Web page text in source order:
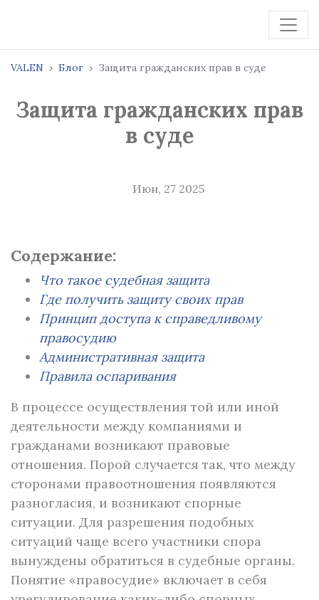
VALEN Блог Защита гражданских прав в суде
Защита гражданских прав
в суде
Июн, 27 2025
Содержание:
Что такое судебная защита
Где получить защиту своих прав
Принцип доступа к справедливому
правосудию
Административная защита
Правила оспаривания
В процессе осуществления той или иной
деятельности между компаниями и
гражданами возникают правовые
отношения. Порой случается так, что между
сторонами правоотношения появляются
разногласия, и возникают спорные
ситуации. Для разрешения подобных
ситуаций чаще всего участники спора
вынуждены обратиться в судебные органы.
Понятие «правосудие» включает в себя